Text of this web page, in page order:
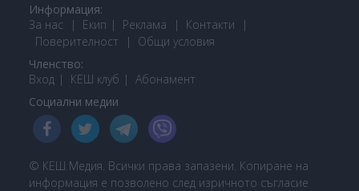
Информация:
За нас
Екип Реклама
Контакти
Поверителност
Общи условия
Членство:
Вход
КЕШ клуб Абонамент
Социални медии
© КЕШ Медия. Всички права запазени. Копиране на
информация е позволено след изричното съгласие